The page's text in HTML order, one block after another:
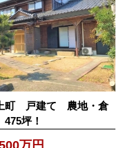
町 戸建て 農地・倉
坪！
万円